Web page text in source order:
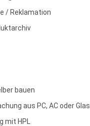
/ Reklamation
bauen
aus PC, AC oder Glas
mit HPL